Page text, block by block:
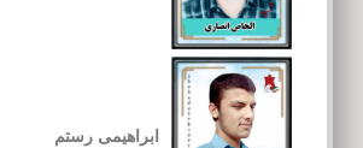
ابراهیمی رستم